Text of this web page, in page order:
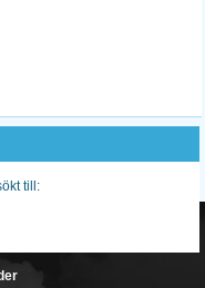
till: